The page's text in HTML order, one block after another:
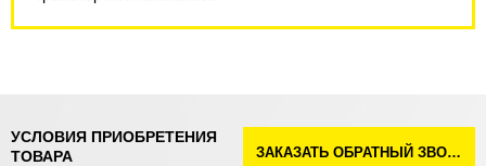
УСЛОВИЯ ПРИОБРЕТЕНИЯ
ТОВАРА
ЗАКАЗАТЬ ОБРАТНЫЙ ЗВОНОК